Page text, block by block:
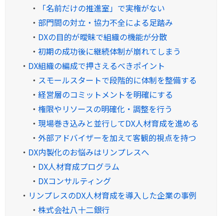
・
「名前だけの推進室」で実権がない
・ 部門間の対立・協力不全による足踏み
・ DXの目的が曖昧で組織の機能が分散
・ 初期の成功後に継続体制が崩れてしまう
・ DX組織の編成で押さえるべきポイント
・ スモールスタートで段階的に体制を整備する
・ 経営層のコミットメントを明確にする
・ 権限やリソースの明確化・調整を行う
・ 現場巻き込みと並行してDX人材育成を進める
・ 外部アドバイザーを加えて客観的視点を持つ
・ DX内製化のお悩みはリンプレスへ
・ DX人材育成プログラム
・ DXコンサルティング
・ リンプレスのDX人材育成を導入した企業の事例
・ 株式会社八十二銀行